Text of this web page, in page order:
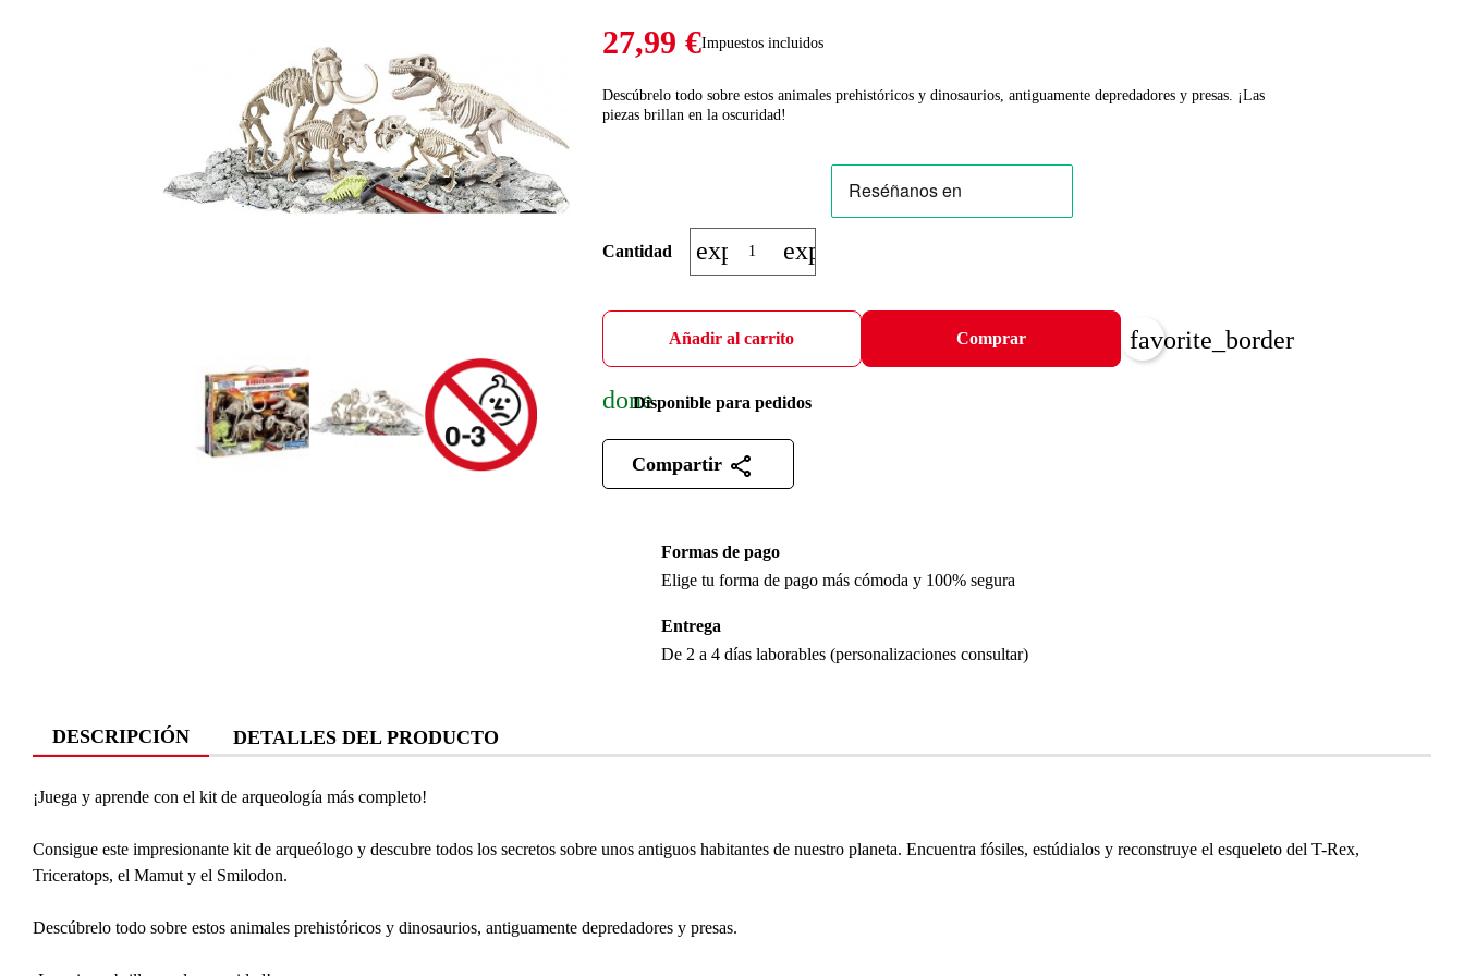
27,99 €Impuestos incluidos
Descúbrelo todo sobre estos animales prehistóricos y dinosaurios, antiguamente depredadores y presas. ¡Las
piezas brillan en la oscuridad!
Cantidad expand_moreexpand_less
Añadir al carrito Comprar favorite_border
doneDisponible para pedidos
Compartir
Formas de pago
Elige tu forma de pago más cómoda y 100% segura
Entrega
De 2 a 4 días laborables (personalizaciones consultar)
DESCRIPCIÓN DETALLES DEL PRODUCTO
¡Juega y aprende con el kit de arqueología más completo!
Consigue este impresionante kit de arqueólogo y descubre todos los secretos sobre unos antiguos habitantes de nuestro planeta. Encuentra fósiles, estúdialos y reconstruye el esqueleto del T-Rex,
Triceratops, el Mamut y el Smilodon.
Descúbrelo todo sobre estos animales prehistóricos y dinosaurios, antiguamente depredadores y presas.